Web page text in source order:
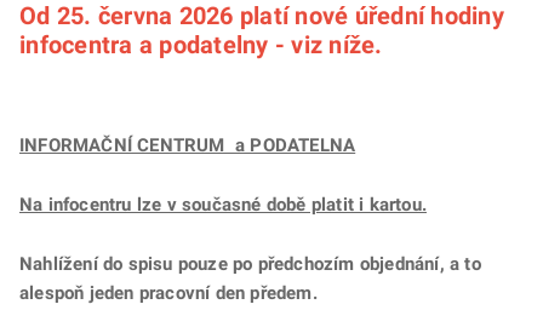
Od 25. června 2026 platí nové úřední hodiny
infocentra a podatelny - viz níže.
INFORMAČNÍ CENTRUM a PODATELNA
Na infocentru lze v současné době platit i kartou.
Nahlížení do spisu pouze po předchozím objednání, a to
alespoň jeden pracovní den předem.